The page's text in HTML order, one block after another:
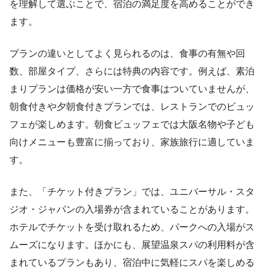
を理解して選ぶことで、宿泊の満足度を高めることができ
ます。
プランの違いとしてよく見られるのは、食事の有無や回
数、部屋タイプ、さらには特典の内容です。例えば、素泊
まりプランは価格が安い一方で食事はついていませんが、
朝食付きや夕朝食付きプランでは、レストランでのビュッ
フェが楽しめます。朝食ビュッフェでは大阪名物や子ども
向けメニューも豊富に揃っており、家族旅行に適していま
す。
また、「チケット付きプラン」では、ユニバーサル・スタ
ジオ・ジャパンの入場券が含まれていることがあります。
ホテルでチケットを受け取れるため、パークへの入場がス
ムーズになります。ほかにも、展望温泉スパの利用料が含
まれているプランもあり、宿泊中に気軽にスパを楽しめる